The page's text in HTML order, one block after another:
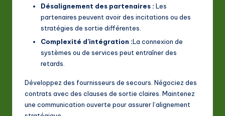
Désalignement des partenaires : Les
partenaires peuvent avoir des incitations ou des
stratégies de sortie différentes.
Complexité d’intégration :La connexion de
systèmes ou de services peut entraîner des
retards.
Développez des fournisseurs de secours. Négociez des
contrats avec des clauses de sortie claires. Maintenez
une communication ouverte pour assurer l’alignement